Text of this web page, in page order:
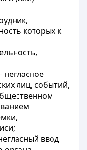
которых к
негласное
лиц, событий,
ввод